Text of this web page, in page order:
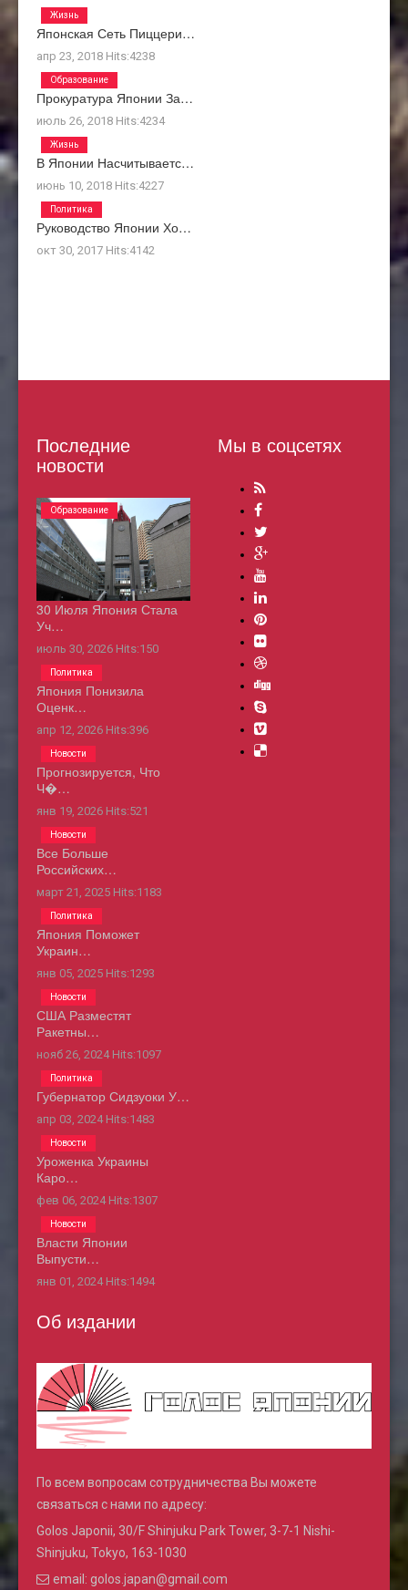
Японская Сеть Пиццери…
апр 23, 2018 Hits:4238
Жизнь
Прокуратура Японии За…
июль 26, 2018 Hits:4234
Образование
В Японии Насчитываетс…
июнь 10, 2018 Hits:4227
Жизнь
Руководство Японии Хо…
окт 30, 2017 Hits:4142
Политика
Последние
новости
30 Июля Япония Стала
Уч…
июль 30, 2026 Hits:150
Образование
Япония Понизила
Оценк…
апр 12, 2026 Hits:396
Политика
Прогнозируется, Что
Ч�…
янв 19, 2026 Hits:521
Новости
Все Больше
Российских…
март 21, 2025 Hits:1183
Новости
Япония Поможет
Украин…
янв 05, 2025 Hits:1293
Политика
США Разместят
Ракетны…
нояб 26, 2024 Hits:1097
Новости
Губернатор Сидзуоки У…
апр 03, 2024 Hits:1483
Политика
Уроженка Украины
Каро…
фев 06, 2024 Hits:1307
Новости
Власти Японии
Выпусти…
янв 01, 2024 Hits:1494
Новости
Мы в соцсетях
Об издании
По всем вопросам сотрудничества Вы можете
связаться с нами по адресу:
Golos Japonii, 30/F Shinjuku Park Tower, 3-7-1 Nishi-
Shinjuku, Tokyo, 163-1030
email: golos.japan@gmail.com